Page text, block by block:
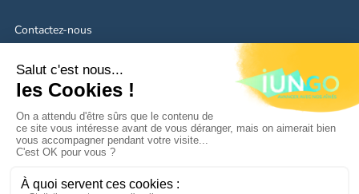
Contactez-nous